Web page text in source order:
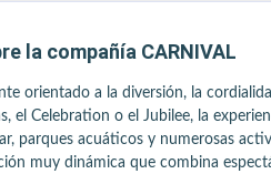
la compañía CARNIVAL
orientado a la diversión, la
el Celebration o el Jubilee, la
parques acuáticos y numerosas
muy dinámica que combina